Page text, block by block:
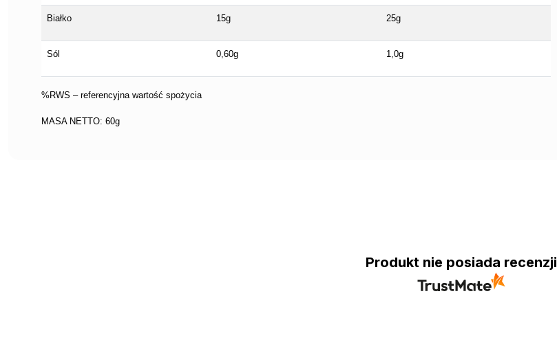
Białko 15g 25g
Sól 0,60g 1,0g
%RWS – referencyjna wartość spożycia
MASA NETTO: 60g
Produkt nie posiada recenzji